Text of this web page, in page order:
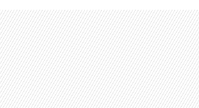
Skip to main content